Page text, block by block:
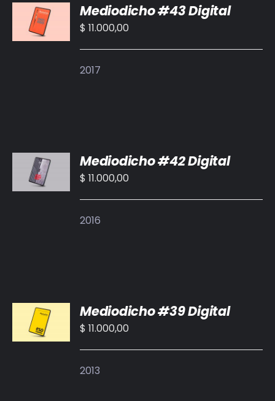
AL
CARRITO
/
Mediodicho #43 Digital
$ 11.000,00
2017
AL
CARRITO
/
Mediodicho #42 Digital
$ 11.000,00
2016
AL
CARRITO
/
Mediodicho #39 Digital
$ 11.000,00
2013